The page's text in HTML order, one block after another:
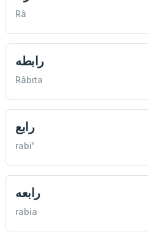
Râ
رابطه
Râbıta
رابع
rabi'
رابعه
rabia